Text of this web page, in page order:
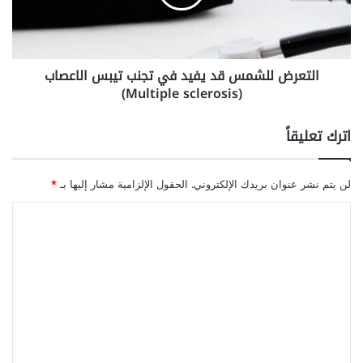
ب
م
ش
ا
ص
ب
ي
ه
ض
ل
ل
ش
د
ي
ف
ي
د
التعرض للشمس قد يفيد في تجنب تيبس الاعصاب
(Multiple sclerosis)
اترك تعليقاً
لن يتم نشر عنوان بريدك الإلكتروني. الحقول الإلزامية مشار إليها بـ*